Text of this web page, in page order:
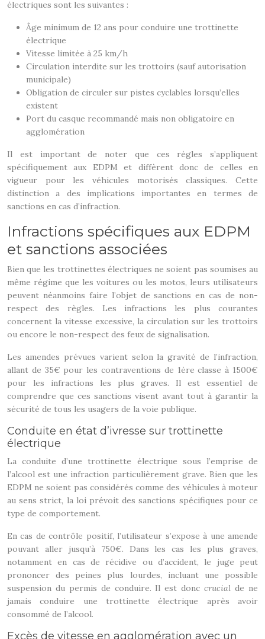
électriques sont les suivantes :
Âge minimum de 12 ans pour conduire une trottinette
électrique
Vitesse limitée à 25 km/h
Circulation interdite sur les trottoirs (sauf autorisation
municipale)
Obligation de circuler sur pistes cyclables lorsqu’elles
existent
Port du casque recommandé mais non obligatoire en
agglomération
Il est important de noter que ces règles s’appliquent
spécifiquement aux EDPM et diffèrent donc de celles en
vigueur pour les véhicules motorisés classiques. Cette
distinction a des implications importantes en termes de
sanctions en cas d’infraction.
Infractions spécifiques aux EDPM
et sanctions associées
Bien que les trottinettes électriques ne soient pas soumises au
même régime que les voitures ou les motos, leurs utilisateurs
peuvent néanmoins faire l’objet de sanctions en cas de non-
respect des règles. Les infractions les plus courantes
concernent la vitesse excessive, la circulation sur les trottoirs
ou encore le non-respect des feux de signalisation.
Les amendes prévues varient selon la gravité de l’infraction,
allant de 35€ pour les contraventions de 1ère classe à 1500€
pour les infractions les plus graves. Il est essentiel de
comprendre que ces sanctions visent avant tout à garantir la
sécurité de tous les usagers de la voie publique.
Conduite en état d’ivresse sur trottinette
électrique
La conduite d’une trottinette électrique sous l’emprise de
l’alcool est une infraction particulièrement grave. Bien que les
EDPM ne soient pas considérés comme des véhicules à moteur
au sens strict, la loi prévoit des sanctions spécifiques pour ce
type de comportement.
En cas de contrôle positif, l’utilisateur s’expose à une amende
pouvant aller jusqu’à 750€. Dans les cas les plus graves,
notamment en cas de récidive ou d’accident, le juge peut
prononcer des peines plus lourdes, incluant une possible
suspension du permis de conduire. Il est donccrucialde ne
jamais conduire une trottinette électrique après avoir
consommé de l’alcool.
Excès de vitesse en agglomération avec un